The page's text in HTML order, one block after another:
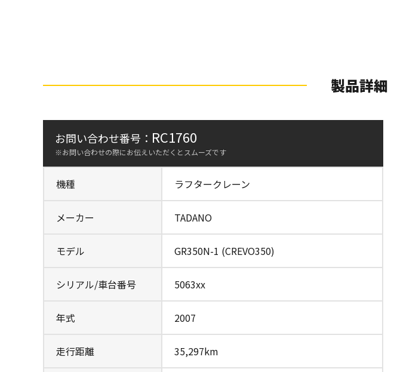
製品詳細
お問い合わせ番号： RC1760
※お問い合わせの際にお伝えいただくとスムーズです
機種 ラフタークレーン
メーカー TADANO
モデル GR350N-1 (CREVO350)
シリアル/車台番号 5063xx
年式 2007
走行距離 35,297km